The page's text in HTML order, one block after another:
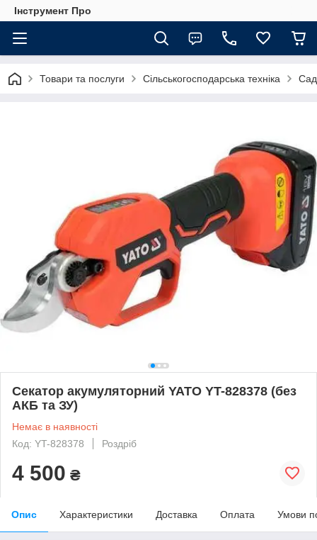
Інструмент Про
Товари та послуги Сільськогосподарська техніка
Секатор акумуляторний YATO YT-828378 (без
АКБ та ЗУ)
Немає в наявності
Код: YT-828378
Роздріб
4 500 ₴
Опис Характеристики Доставка Оплата Умови